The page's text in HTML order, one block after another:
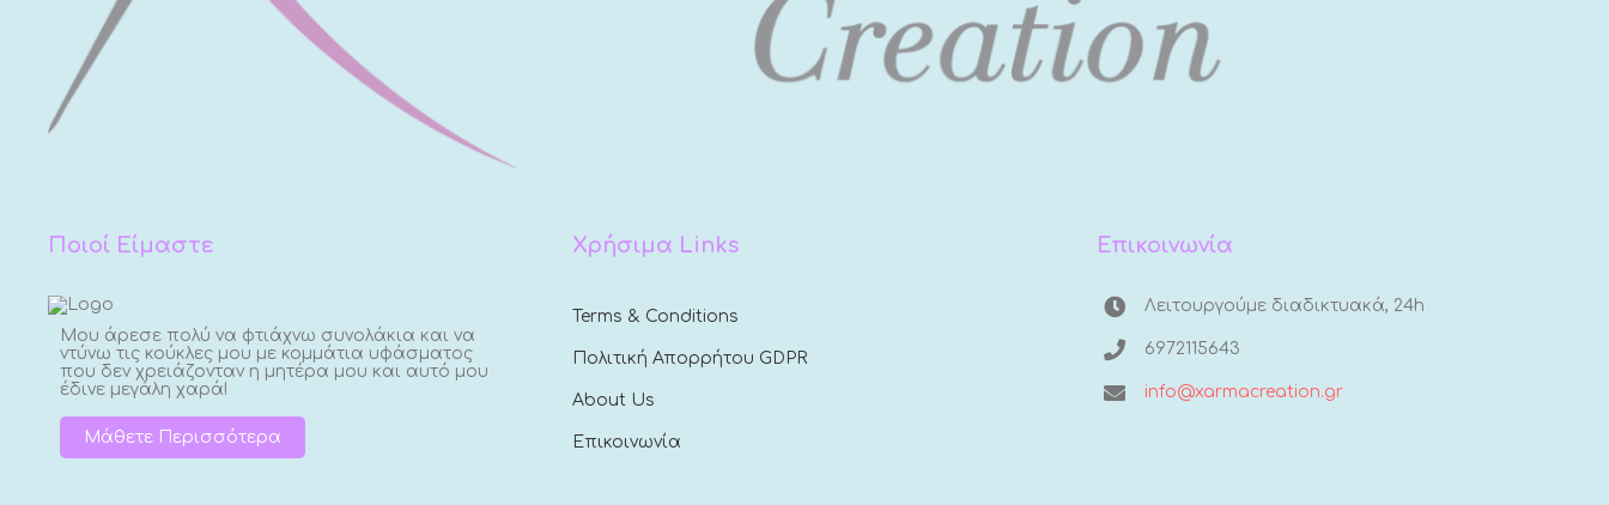
Ποιοί Είμαστε
Μου άρεσε πολύ να φτιάχνω συνολάκια και να
ντύνω τις κούκλες μου με κομμάτια υφάσματος
που δεν χρειάζονταν η μητέρα μου και αυτό μου
έδινε μεγάλη χαρά!
Μάθετε Περισσότερα
Χρήσιμα Links
Terms & Conditions
Πολιτική Απορρήτου GDPR
About Us
Επικοινωνία
Επικοινωνία
Λειτουργούμε διαδικτυακά, 24h
6972115643
info@xarmacreation.gr